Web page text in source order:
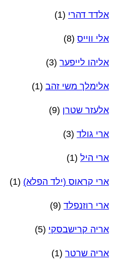
אלדד דהרי (1)
אלי ווייס (8)
אליהו לייפער (3)
אלימלך משי זהב (1)
אלעזר שטרן (9)
ארי גולד (3)
ארי היל (1)
ארי קראוס (ילד הפלא) (1)
ארי רוזנפלד (9)
אריה קרישבסקי (5)
אריה שרטר (1)